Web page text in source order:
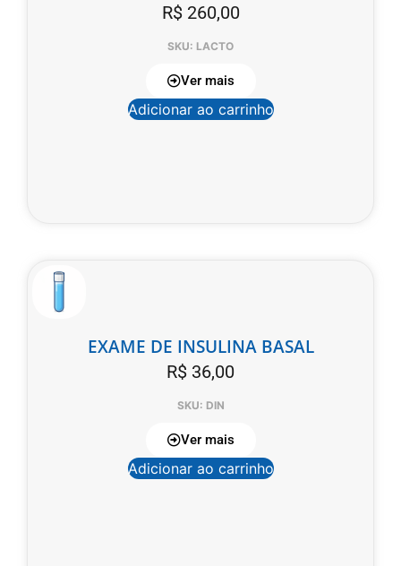
R$260,00
SKU: LACTO
Ver mais
Adicionar ao carrinho
EXAME DE INSULINA BASAL
R$ 36,00
SKU: DIN
Ver mais
Adicionar ao carrinho